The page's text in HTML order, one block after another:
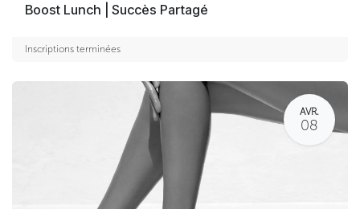
Boost Lunch | Succès Partagé
Inscriptions terminées
AVR.
08